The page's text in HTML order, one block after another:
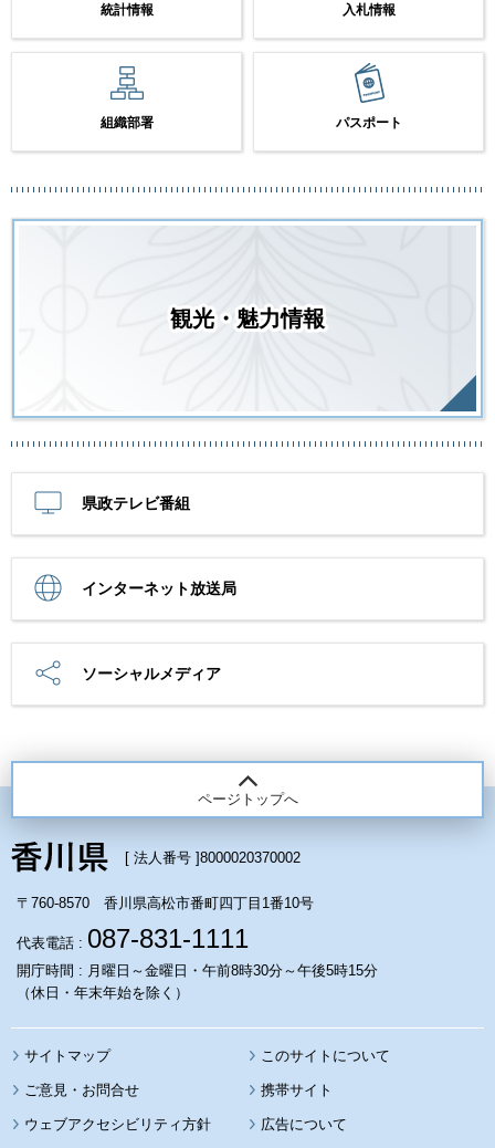
統計情報 入札情報
組織部署 パスポート
観光・魅力情報
県政テレビ番組
インターネット放送局
ソーシャルメディア
ページトップへ
[ 法人番号 ]8000020370002
〒760-8570 香川県高松市番町四丁目1番10号
代表電話 : 087-831-1111
開庁時間 : 月曜日～金曜日・午前8時30分～午後5時15分
（休日・年末年始を除く）
サイトマップ このサイトについて
携帯サイト
ウェブアクセシビリティ方針 広告について